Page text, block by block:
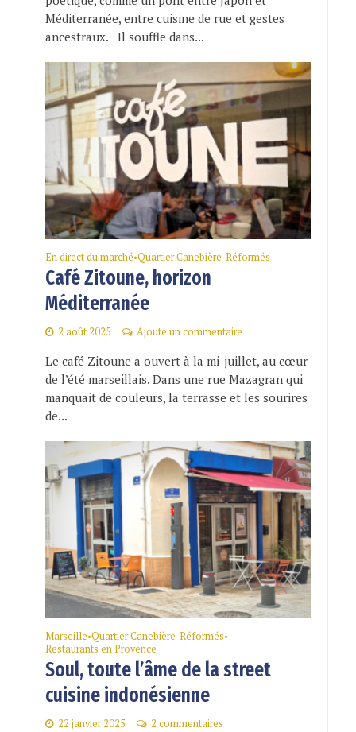
Méditerranée, entre cuisine de rue et gestes
ancestraux. Il souffle dans...
En direct du marché•Quartier Canebière-Réformés
Café Zitoune, horizon
Méditerranée
2 août 2025 Ajoute un commentaire
Le café Zitoune a ouvert à la mi-juillet, au cœur
de l’été marseillais. Dans une rue Mazagran qui
manquait de couleurs, la terrasse et les sourires
de...
Marseille•Quartier Canebière-Réformés•
Restaurants en Provence
Soul, toute l’âme de la street
cuisine indonésienne
22 janvier 2025 2 commentaires